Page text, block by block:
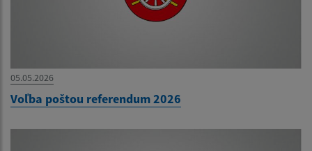
05.05.2026
Voľba poštou referendum 2026